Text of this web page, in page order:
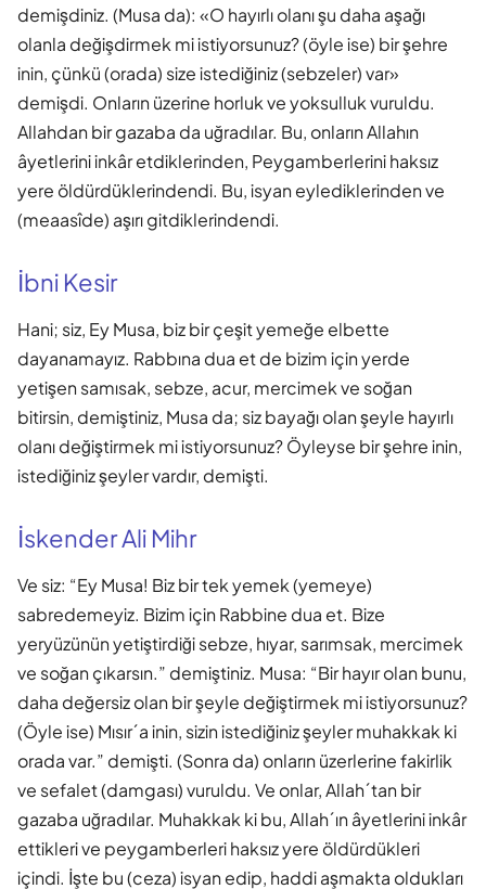
demişdiniz. (Musa da): «O hayırlı olanı şu daha aşağı
olanla değişdirmek mi istiyorsunuz? (öyle ise) bir şehre
inin, çünkü (orada) size istediğiniz (sebzeler) var»
demişdi. Onların üzerine horluk ve yoksulluk vuruldu.
Allahdan bir gazaba da uğradılar. Bu, onların Allahın
âyetlerini inkâr etdiklerinden, Peygamberlerini haksız
yere öldürdüklerindendi. Bu, isyan eylediklerinden ve
(meaasîde) aşırı gitdiklerindendi.
İbni Kesir
Hani; siz, Ey Musa, biz bir çeşit yemeğe elbette
dayanamayız. Rabbına dua et de bizim için yerde
yetişen samısak, sebze, acur, mercimek ve soğan
bitirsin, demiştiniz, Musa da; siz bayağı olan şeyle hayırlı
olanı değiştirmek mi istiyorsunuz? Öyleyse bir şehre inin,
istediğiniz şeyler vardır, demişti.
İskender Ali Mihr
Ve siz: “Ey Musa! Biz bir tek yemek (yemeye)
sabredemeyiz. Bizim için Rabbine dua et. Bize
yeryüzünün yetiştirdiği sebze, hıyar, sarımsak, mercimek
ve soğan çıkarsın.” demiştiniz. Musa: “Bir hayır olan bunu,
daha değersiz olan bir şeyle değiştirmek mi istiyorsunuz?
(Öyle ise) Mısır´a inin, sizin istediğiniz şeyler muhakkak ki
orada var.” demişti. (Sonra da) onların üzerlerine fakirlik
ve sefalet (damgası) vuruldu. Ve onlar, Allah´tan bir
gazaba uğradılar. Muhakkak ki bu, Allah´ın âyetlerini inkâr
ettikleri ve peygamberleri haksız yere öldürdükleri
içindi. İşte bu (ceza) isyan edip, haddi aşmakta oldukları